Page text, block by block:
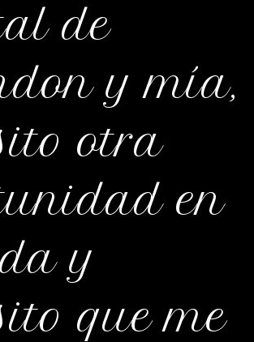
de
y mía,
otra
en
y
que me